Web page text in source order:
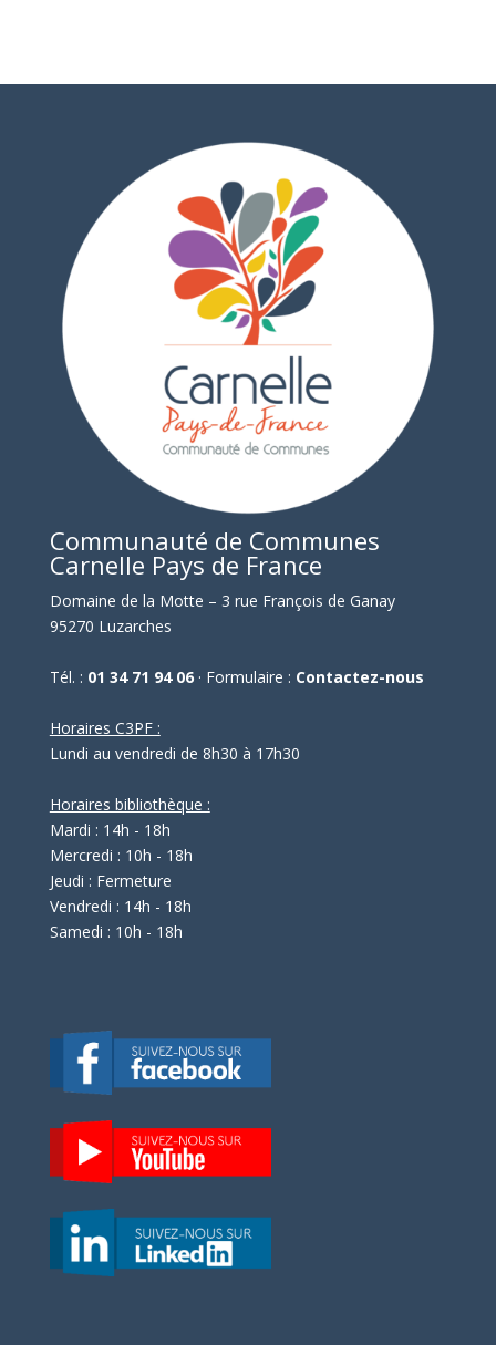
Communauté de Communes
Carnelle Pays de France
Domaine de la Motte – 3 rue François de Ganay
95270 Luzarches
Tél. : 01 34 71 94 06· Formulaire : Contactez-nous
Horaires C3PF :
Lundi au vendredi de 8h30 à 17h30
Horaires bibliothèque :
Mardi : 14h - 18h
Mercredi : 10h - 18h
Jeudi : Fermeture
Vendredi : 14h - 18h
Samedi : 10h - 18h